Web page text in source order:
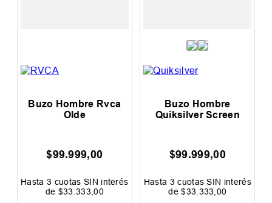
Buzo Hombre Rvca
999,00
3cuotas SIN interés
33.333,00
Buzo Hombre
Quiksilver Screen
999,00
Hasta3cuotas SIN interés
33.333,00
Hasta